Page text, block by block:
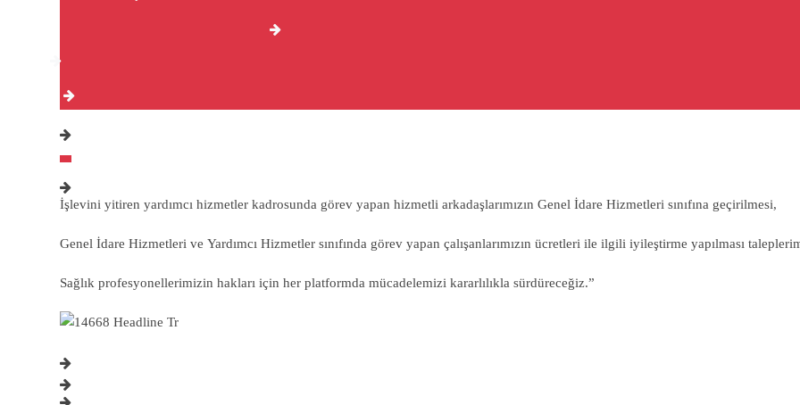
İşlevini yitiren yardımcı hizmetler kadrosunda görev yapan hizmetli arkadaşlarımızın Genel İdare Hizmetleri sınıfına geçirilmesi,
Genel İdare Hizmetleri ve Yardımcı Hizmetler sınıfında görev yapan çalışanlarımızın ücretleri ile ilgili iyileştirme yapılması
Sağlık profesyonellerimizin hakları için her platformda mücadelemizi kararlılıkla sürdüreceğiz.”